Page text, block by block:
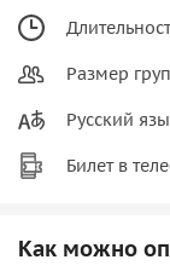
Размер
Русский
Билет в
Как можно